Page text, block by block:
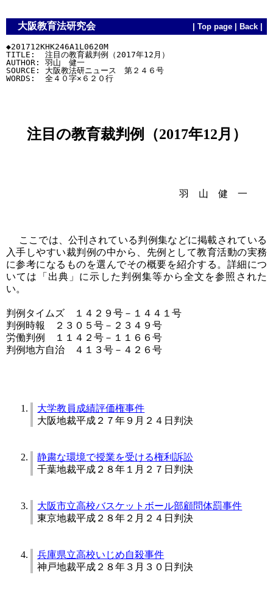
大阪教育法研究会 Top page Back
◆201712KHK246A1L0620M
TITLE:  注目の教育裁判例（2017年12月）
AUTHOR: 羽山　健一
SOURCE: 大阪教法研ニュース　第２４６号
注目の教育裁判例（2017年12月）
羽 山 健 一
ここでは、公刊されている判例集などに掲載されている
入手しやすい裁判例の中から、先例として教育活動の実務
に参考になるものを選んでその概要を紹介する。詳細につ
いては「出典」に示した判例集等から全文を参照された
い。
判例タイムズ １４２９号－１４４１号
判例時報 ２３０５号－２３４９号
労働判例 １１４２号－１１６６号
判例地方自治 ４１３号－４２６号
大学教員成績評価権事件
大阪地裁平成２７年９月２４日判決
静粛な環境で授業を受ける権利訴訟
千葉地裁平成２８年１月２７日判決
大阪市立高校バスケットボール部顧問体罰事件
東京地裁平成２８年２月２４日判決
兵庫県立高校いじめ自殺事件
神戸地裁平成２８年３月３０日判決